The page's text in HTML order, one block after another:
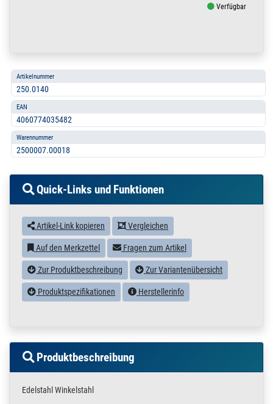
Verfügbar
Artikelnummer
250.0140
EAN
4060774035482
Warennummer
2500007.00018
Quick-Links und Funktionen
Artikel-Link kopieren Vergleichen
Auf den Merkzettel Fragen zum Artikel
Zur Produktbeschreibung Zur Variantenübersicht
Produktspezifikationen Herstellerinfo
Produktbeschreibung
Edelstahl Winkelstahl